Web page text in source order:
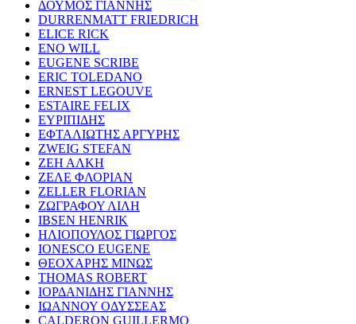
ΔΟΥΜΟΣ ΓΙΑΝΝΗΣ
DURRENMATT FRIEDRICH
ELICE RICK
ENO WILL
EUGENE SCRIBE
ERIC TOLEDANO
ERNEST LEGOUVE
ESTAIRE FELIX
ΕΥΡΙΠΙΔΗΣ
ΕΦΤΑΛΙΩΤΗΣ ΑΡΓΥΡΗΣ
ZWEIG STEFAN
ΖΕΗ ΑΛΚΗ
ΖΕΛΕ ΦΛΟΡΙΑΝ
ZELLER FLORIAN
ΖΩΓΡΑΦΟΥ ΛΙΛΗ
IBSEN HENRIK
ΗΛΙΟΠΟΥΛΟΣ ΓΙΩΡΓΟΣ
IONESCO EUGENE
ΘΕΟΧΑΡΗΣ ΜΙΝΩΣ
THOMAS ROBERT
ΙΟΡΔΑΝΙΔΗΣ ΓΙΑΝΝΗΣ
ΙΩΑΝΝΟΥ ΟΔΥΣΣΕΑΣ
CALDERON GUILLERMO